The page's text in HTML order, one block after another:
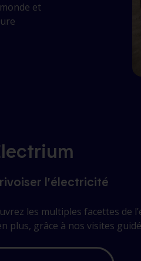
et
l’électricité
les multiples facettes de
plus, grâce à nos visites